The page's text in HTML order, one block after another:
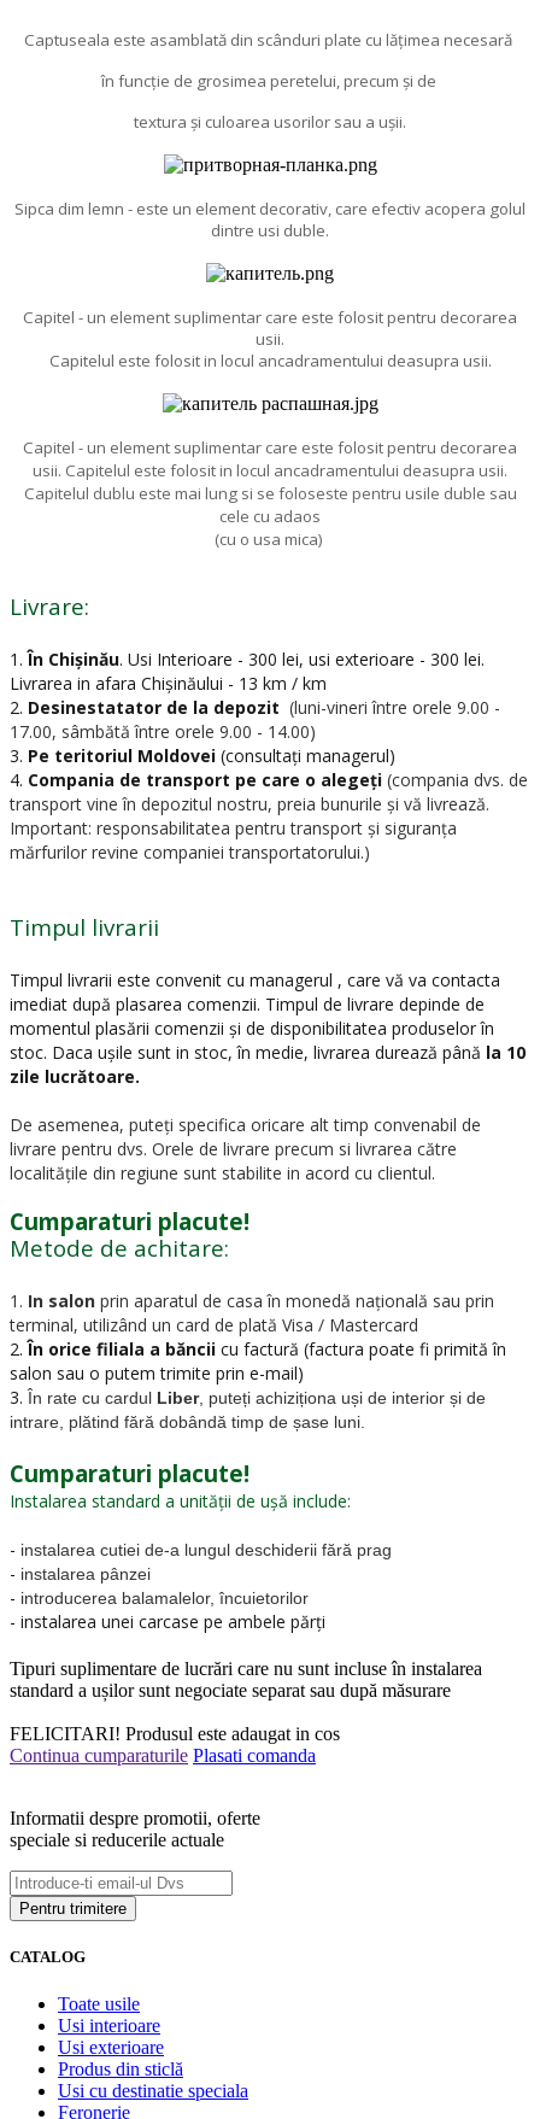
Captuseala este asamblată din scânduri plate cu lățimea necesară
în funcție de grosimea peretelui, precum și de
textura și culoarea usorilor sau a ușii.
Sipca dim lemn - este un element decorativ, care efectiv acopera golul
dintre usi duble.
Capitel - un element suplimentar care este folosit pentru decorarea
usii.
Capitelul este folosit in locul ancadramentului deasupra usii.
Capitel - un element suplimentar care este folosit pentru decorarea
usii. Capitelul este folosit in locul ancadramentului deasupra usii.
Capitelul dublu este mai lung si se foloseste pentru usile duble sau
cele cu adaos
(cu o usa mica)
Livrare:
1. În Chișinău. Usi Interioare - 300 lei, usi exterioare - 300 lei.
Livrarea in afara Chișinăului - 13 km / km
2. Desinestatator de la depozit (luni-vineri între orele 9.00 -
17.00, sâmbătă între orele 9.00 - 14.00)
3. Pe teritoriul Moldovei (consultați managerul)
4. Compania de transport pe care o alegeți (compania dvs. de
transport vine în depozitul nostru, preia bunurile și vă livrează.
Important: responsabilitatea pentru transport și siguranța
mărfurilor revine companiei transportatorului.)
Timpul livrarii
Timpul livrarii este convenit cu managerul , care vă va contacta
imediat după plasarea comenzii. Timpul de livrare depinde de
momentul plasării comenzii și de disponibilitatea produselor în
stoc. Daca ușile sunt in stoc, în medie, livrarea durează până la 10
zile lucrătoare.
De asemenea, puteți specifica oricare alt timp convenabil de
livrare pentru dvs. Orele de livrare precum si livrarea către
localitățile din regiune sunt stabilite in acord cu clientul.
Cumparaturi placute!
Metode de achitare:
1. In salon prin aparatul de casa în monedă națională sau prin
terminal, utilizând un card de plată Visa / Mastercard
2.În orice filiala a băncii cu factură (factura poate fi primită în
salon sau o putem trimite prin e-mail)
3. În rate cu cardul Liber, puteți achiziționa uși de interior și de
intrare, plătind fără dobândă timp de șase luni.
Cumparaturi placute!
Instalarea standard a unității de ușă include:
- instalarea cutiei de-a lungul deschiderii fără prag
- instalarea pânzei
- introducerea balamalelor, încuietorilor
- instalarea unei carcase pe ambele părți
Tipuri suplimentare de lucrări care nu sunt incluse în instalarea
standard a ușilor sunt negociate separat sau după măsurare
FELICITARI! Produsul este adaugat in cos
Continua cumparaturile Plasati comanda
Informatii despre promotii, oferte
speciale si reducerile actuale
CATALOG
Toate usile
Usi interioare
Usi exterioare
Produs din sticlă
Usi cu destinatie speciala
Feronerie